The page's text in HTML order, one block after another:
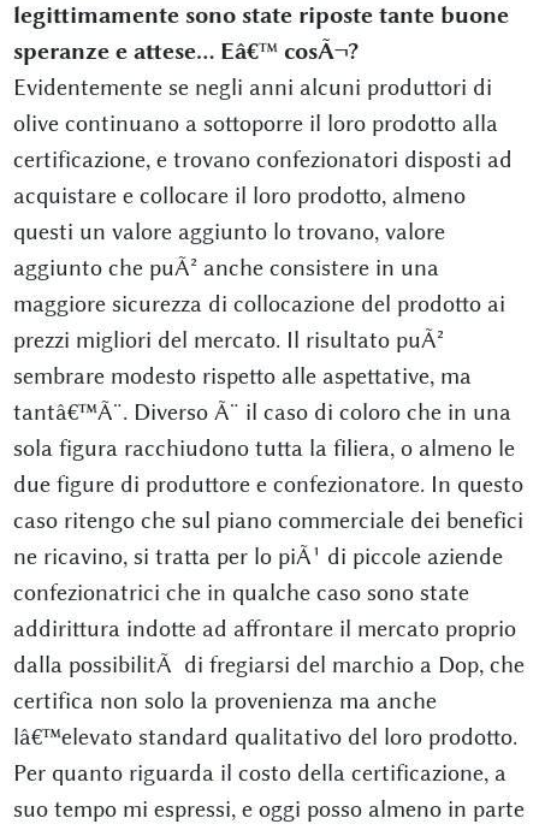
legittimamente sono state riposte tante buone
speranze e attese... Eâ€™ cosÃ¬?
Evidentemente se negli anni alcuni produttori di
olive continuano a sottoporre il loro prodotto alla
certificazione, e trovano confezionatori disposti ad
acquistare e collocare il loro prodotto, almeno
questi un valore aggiunto lo trovano, valore
aggiunto che puÃ² anche consistere in una
maggiore sicurezza di collocazione del prodotto ai
prezzi migliori del mercato. Il risultato puÃ²
sembrare modesto rispetto alle aspettative, ma
tantâ€™Ã¨. Diverso Ã¨ il caso di coloro che in una
sola figura racchiudono tutta la filiera, o almeno le
due figure di produttore e confezionatore. In questo
caso ritengo che sul piano commerciale dei benefici
ne ricavino, si tratta per lo piÃ¹ di piccole aziende
confezionatrici che in qualche caso sono state
addirittura indotte ad affrontare il mercato proprio
dalla possibilitÃ di fregiarsi del marchio a Dop, che
certifica non solo la provenienza ma anche
lâ€™elevato standard qualitativo del loro prodotto.
Per quanto riguarda il costo della certificazione, a
suo tempo mi espressi, e oggi posso almeno in parte